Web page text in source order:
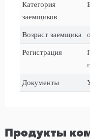
Категория
заемщиков
Возраст заемщика
Регистрация
Документы
Продукты